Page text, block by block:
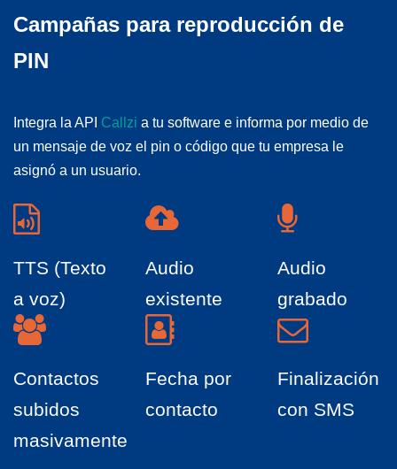
Campañas para reproducción de
PIN
Integra la API Callzi a tu software e informa por medio de
un mensaje de voz el pin o código que tu empresa le
asignó a un usuario.
TTS (Texto
a voz)
Audio
existente
Audio
grabado
Contactos
subidos
masivamente
Fecha por
contacto
Finalización
con SMS